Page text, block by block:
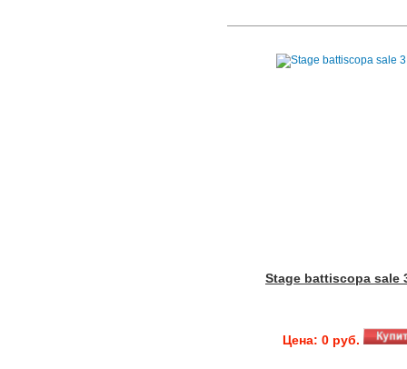
Stage battiscopa sale
Цена: 0 руб.